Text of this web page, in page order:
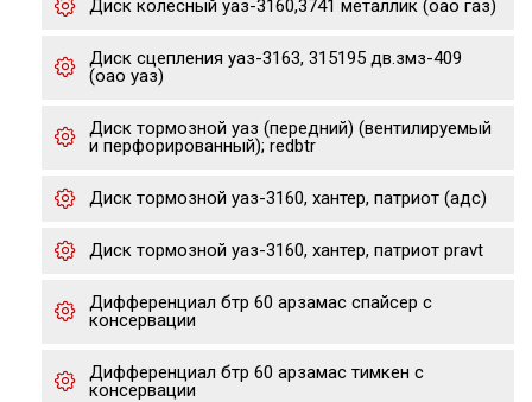
Диск колесный уаз-3160,3741 металлик (оао газ)
Диск сцепления уаз-3163, 315195 дв.змз-409
(оао уаз)
Диск тормозной уаз (передний) (вентилируемый
и перфорированный); redbtr
Диск тормозной уаз-3160, хантер, патриот (адс)
Диск тормозной уаз-3160, хантер, патриот pravt
Дифференциал бтр 60 арзамас спайсер с
консервации
Дифференциал бтр 60 арзамас тимкен с
консервации